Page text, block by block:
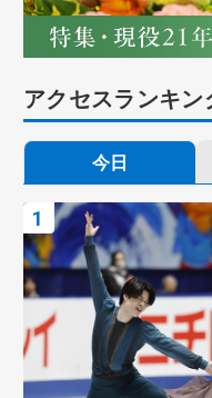
アクセスランキン
今日